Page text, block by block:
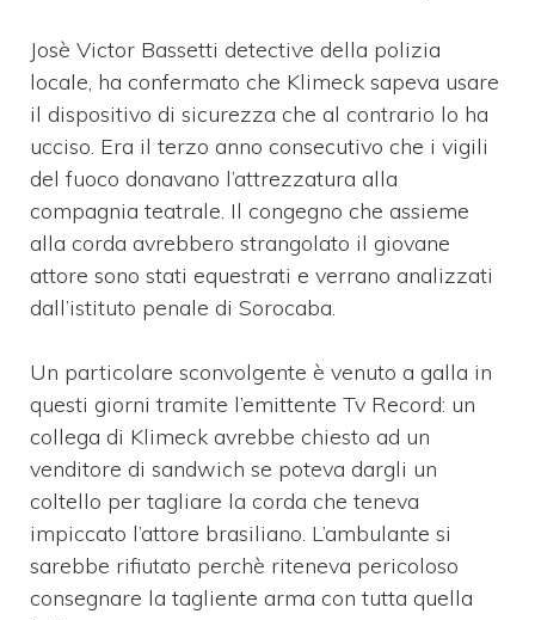
Josè Victor Bassetti detective della polizia
locale, ha confermato che Klimeck sapeva usare
il dispositivo di sicurezza che al contrario lo ha
ucciso. Era il terzo anno consecutivo che i vigili
del fuoco donavano l’attrezzatura alla
compagnia teatrale. Il congegno che assieme
alla corda avrebbero strangolato il giovane
attore sono stati equestrati e verrano analizzati
dall’istituto penale di Sorocaba.
Un particolare sconvolgente è venuto a galla in
questi giorni tramite l’emittente Tv Record: un
collega di Klimeck avrebbe chiesto ad un
venditore di sandwich se poteva dargli un
coltello per tagliare la corda che teneva
impiccato l’attore brasiliano. L’ambulante si
sarebbe rifiutato perchè riteneva pericoloso
consegnare la tagliente arma con tutta quella